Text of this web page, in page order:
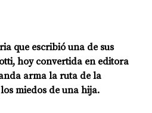
HÍBRIDOS CINE FICCIONES
que escribió una de sus
hoy convertida en editora
arma la ruta de la
miedos de una hija.